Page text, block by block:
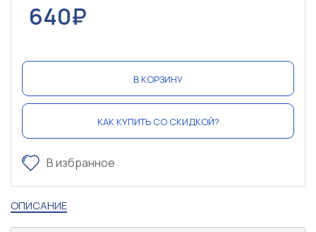
640₽
В КОРЗИНУ
КАК КУПИТЬ СО СКИДКОЙ?
В избранное
ОПИСАНИЕ